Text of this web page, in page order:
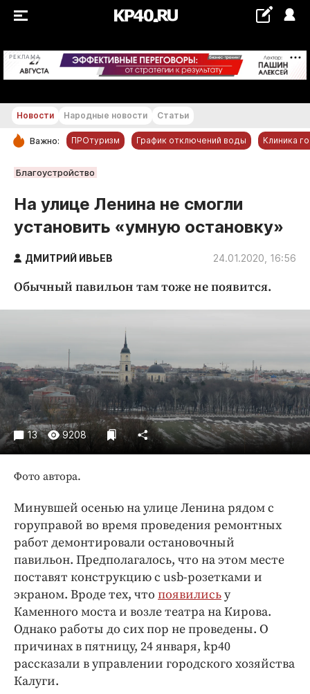
РЕКЛАМА +29...+30 °С
РУБРИКИ
Новости компаний
Статьи
Народные новости
Авто и транспорт
Недвижимость и ЖКХ
Образование
Общество
Погода
Праздники
Спорт
Экономика и бизнес
ПРОЕКТЫ
Блоги
Издания
Медиаперсона
Интересное чтиво
Клиника года
Бренд года
Работодатель года
Новости Народные новости Статьи
Важно: ПРОтуризм График отключений воды Клиника
Благоустройство
На улице Ленина не смогли
установить «умную остановку»
ДМИТРИЙ ИВЬЕВ 24.01.2020, 16:56
Обычный павильон там тоже не появится.
13 9208
Фото автора.
Минувшей осенью на улице Ленина рядом с
горуправой во время проведения ремонтных
работ демонтировали остановочный
павильон. Предполагалось, что на этом месте
поставят конструкцию с usb-розетками и
экраном. Вроде тех, что появилисьу
Каменного моста и возле театра на Кирова.
Однако работы до сих пор не проведены. О
причинах в пятницу, 24 января, kp40
рассказали в управлении городского хозяйства
Калуги.